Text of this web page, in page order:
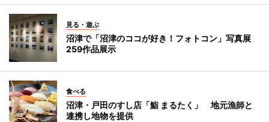
見る・遊ぶ
沼津で「沼津のココが好き！フォトコン」写真展
259作品展示
食べる
沼津・戸田のすし店「鮨 まるたく」 地元漁師と
連携し地物を提供